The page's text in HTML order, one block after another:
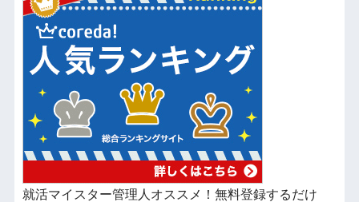
就活マイスター管理人オススメ！無料登録するだけ